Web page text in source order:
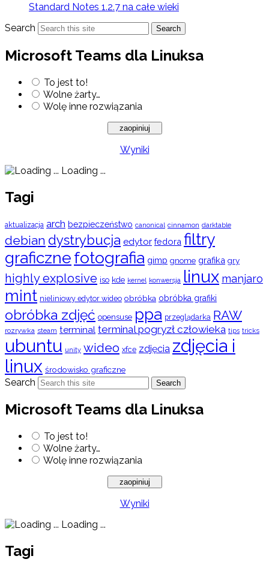
Standard Notes 1.2.7 na całe wieki
Search
Search
Microsoft Teams dla Linuksa
To jest to!
Wolne żarty…
Wolę inne rozwiązania
Wyniki
Loading ...
Tagi
aktualizacja arch bezpieczeństwo canonical cinnamon darktable
debian dystrybucja edytor fedora filtry
graficznefotografia gimp gnome grafika gry
highly explosive iso kde kernel konwersja linux manjaro
mint nieliniowy edytor wideo obróbka obróbka grafiki
obróbka zdjęć opensuse ppa przeglądarka RAW
rozrywka steam terminal terminal pogryzł człowieka tips tricks
ubuntu unity wideo xfce zdjęcia zdjęcia i
linux środowisko graficzne
Search Search
Microsoft Teams dla Linuksa
To jest to!
Wolne żarty…
Wolę inne rozwiązania
Wyniki
Loading ...
Tagi